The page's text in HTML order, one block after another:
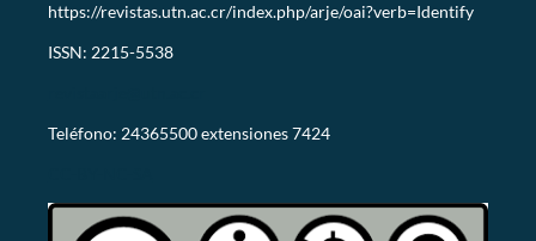
https://revistas.utn.ac.cr/index.php/arje/oai?verb=Identify
ISSN: 2215-5538
Teléfono: 24365500 extensiones 7424